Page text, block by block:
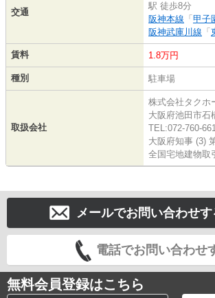
交通
駅 徒歩8分
阪神本線 「 甲子
阪神武庫川線 「
賃料 1.8万円
種別 駐車場
取扱会社
株式会社タクホ
大阪府池田市石
TEL:072-760-
大阪府知事 (3)
全国宅地建物取
メールでお問い合わせ
電話でお問い合わせ
無料会員登録はこちら